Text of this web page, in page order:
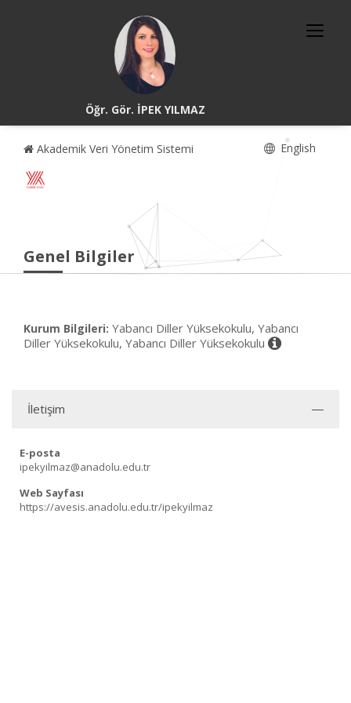
Öğr. Gör. İPEK YILMAZ
Akademik Veri Yönetim Sistemi English
Genel Bilgiler
Kurum Bilgileri: Yabancı Diller Yüksekokulu, Yabancı
Diller Yüksekokulu, Yabancı Diller Yüksekokulu
İletişim
E-posta
ipekyilmaz@anadolu.edu.tr
Web Sayfası
https://avesis.anadolu.edu.tr/ipekyilmaz